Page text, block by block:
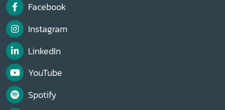
Facebook
Instagram
LinkedIn
YouTube
Spotify